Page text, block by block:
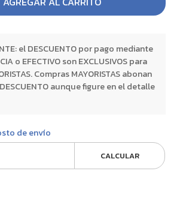
el DESCUENTO por pago mediante
o EFECTIVO son EXCLUSIVOS para
Compras MAYORISTAS abonan
aunque figure en el detalle
de envío
CALCULAR